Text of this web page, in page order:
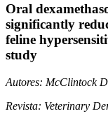
Oral
significantly
feline
study
Autores: McClintock
Revista: Veterinary